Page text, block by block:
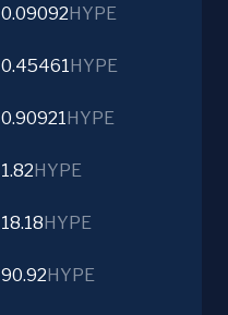
0.09092 HYPE
0.45461 HYPE
0.90921 HYPE
1.82 HYPE
18.18 HYPE
90.92 HYPE